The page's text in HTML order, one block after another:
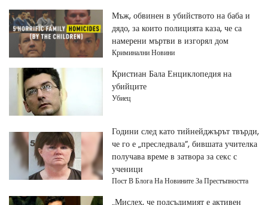
Мъж, обвинен в убийството на баба и
дядо, за които полицията каза, че са
намерени мъртви в изгорял дом
Криминални Новини
Кристиан Бала Енциклопедия на
убийците
Убиец
Години след като тийнейджърът твърди,
че го е „преследвала“, бившата учителка
получава време в затвора за секс с
ученици
Пост В Блога На Новините За Престъпността
„Мислех, че подсъдимият е активен